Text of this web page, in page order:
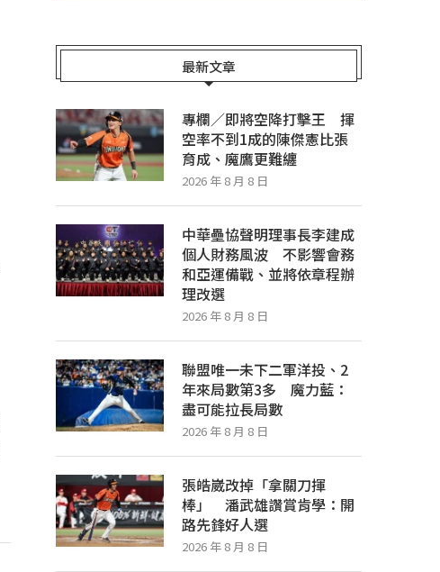
最新文章
專欄／即將空降打擊王 揮
空率不到1成的陳傑憲比張
育成、魔鷹更難纏
2026 年 8 月 8 日
中華壘協聲明理事長李建成
個人財務風波 不影響會務
和亞運備戰、並將依章程辦
理改選
2026 年 8 月 8 日
聯盟唯一未下二軍洋投、2
年來局數第3多 魔力藍：
盡可能拉長局數
2026 年 8 月 8 日
張皓崴改掉「拿關刀揮
棒」 潘武雄讚賞肯學：開
路先鋒好人選
2026 年 8 月 8 日